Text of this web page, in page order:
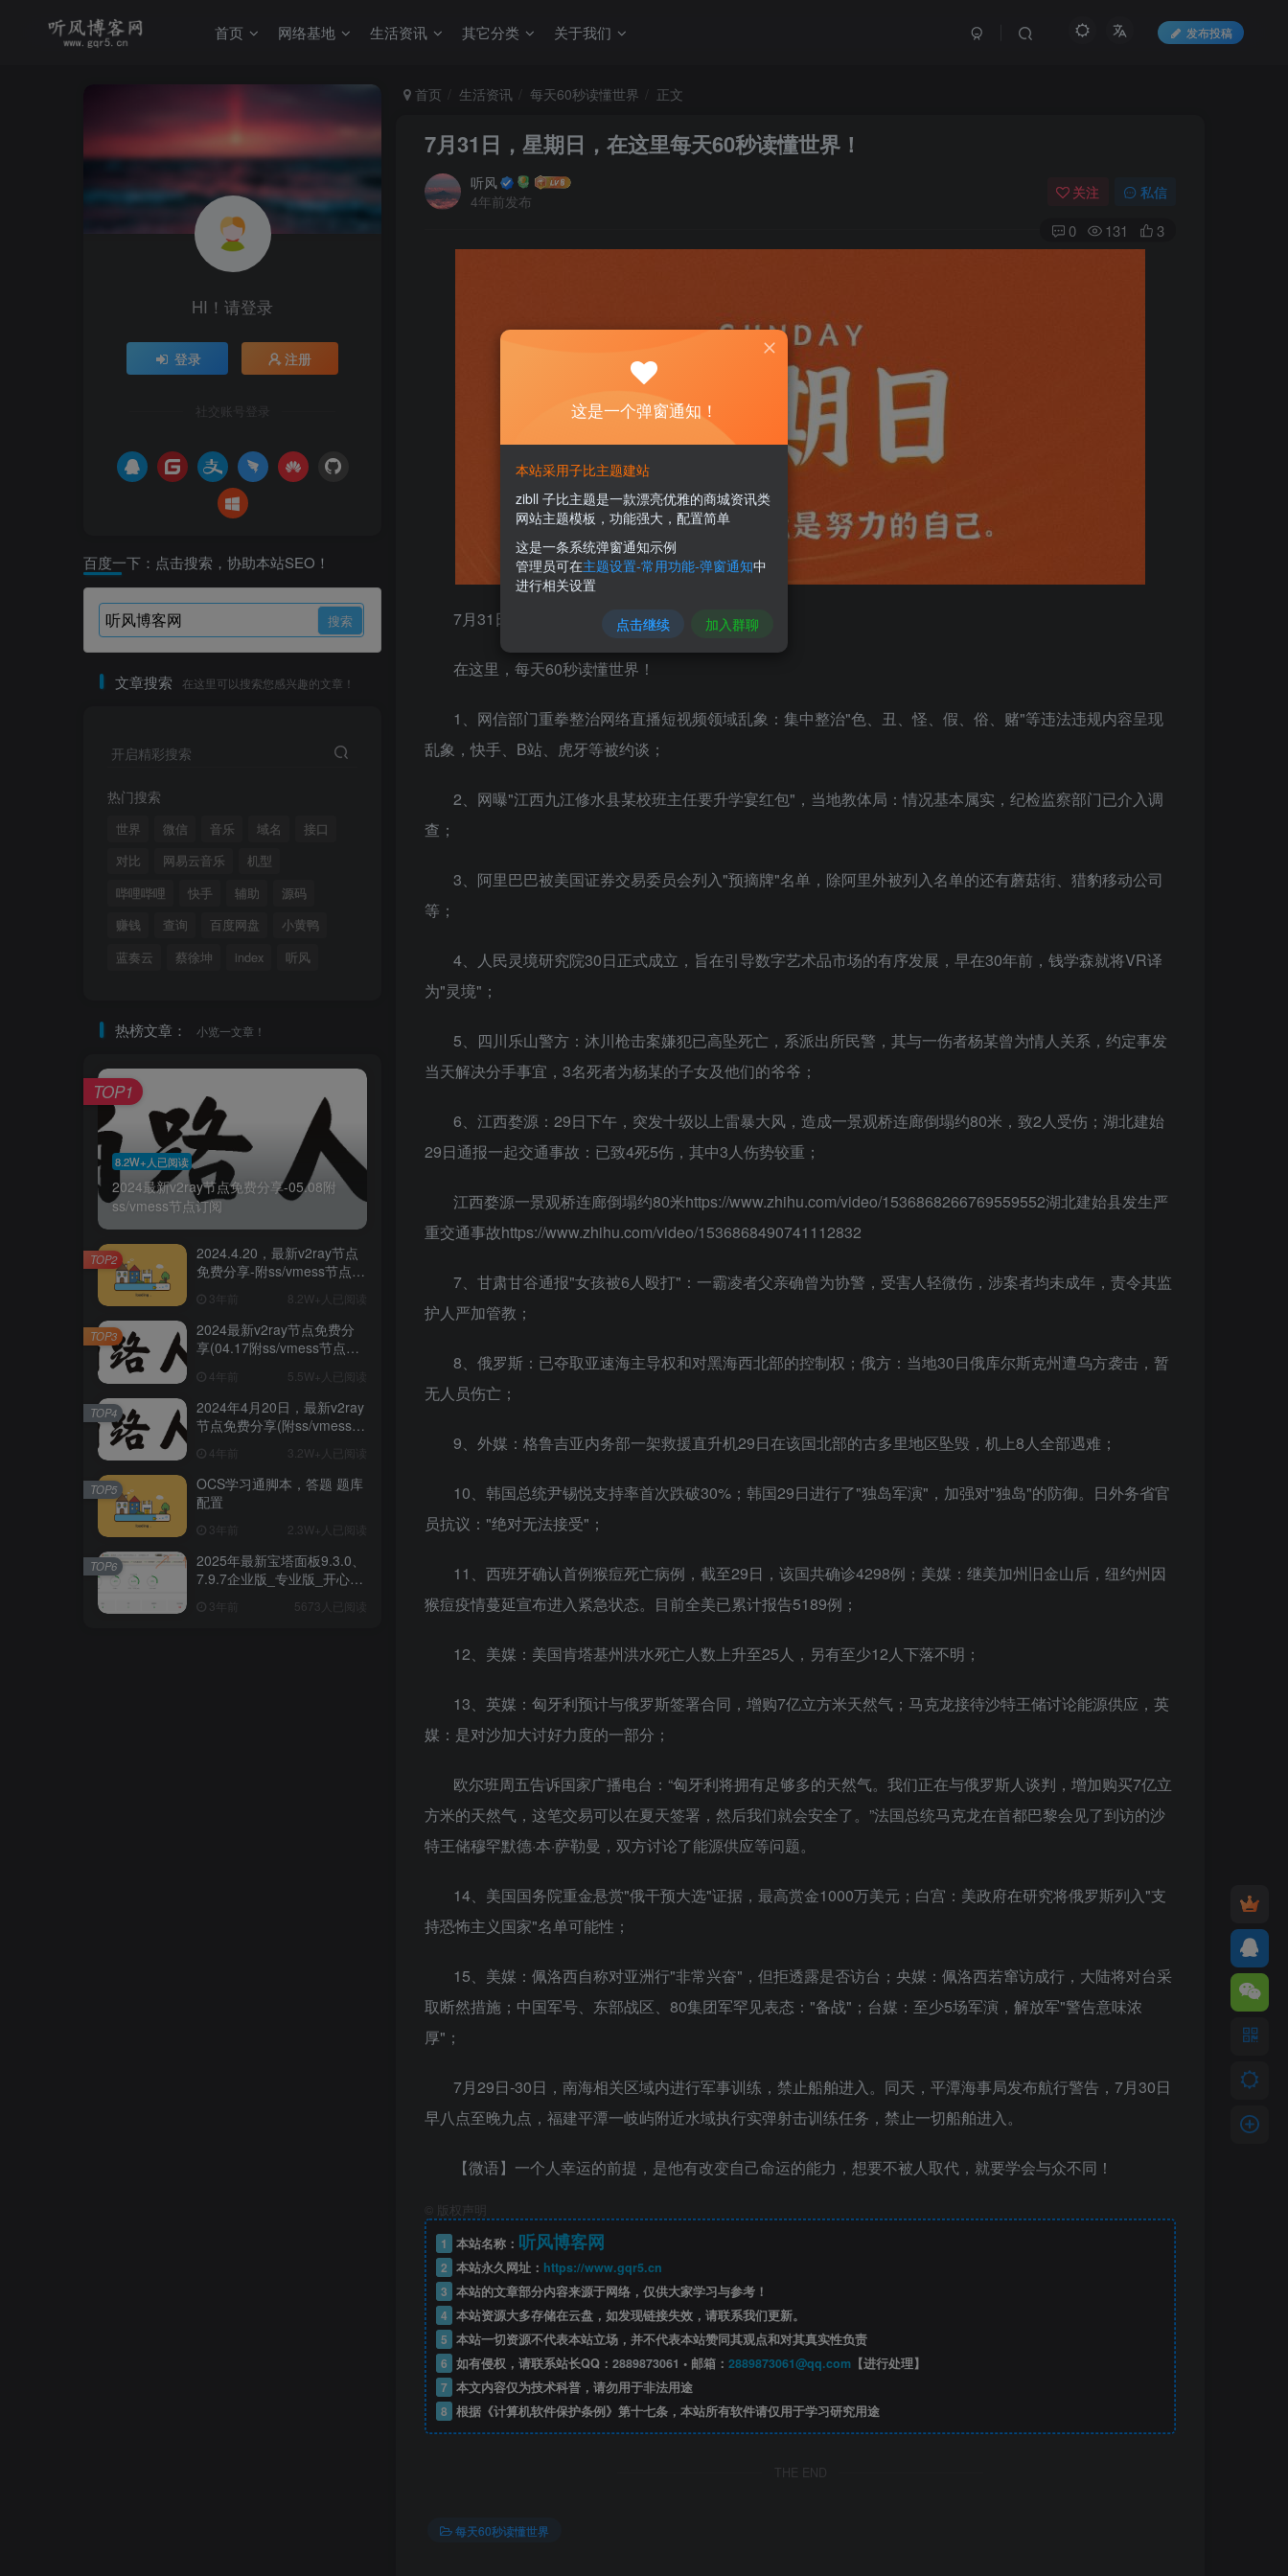
首页 网络基地 生活资讯 其它分类 关于我们 发布投稿
首页 生活资讯 每天60秒读懂世界 正文
7月31日，星期日，在这里每天60秒读懂世界！
听风
4年前发布
关注 私信
0 131 3
7月31日，农历七月初三，星期日！
在这里，每天60秒读懂世界！
1、网信部门重拳整治网络直播短视频领域乱象：集中整治"色、丑、怪、假、俗、赌"等违法违规内容呈现
乱象，快手、B站、虎牙等被约谈；
2、网曝"江西九江修水县某校班主任要升学宴红包"，当地教体局：情况基本属实，纪检监察部门已介入调
查；
3、阿里巴巴被美国证券交易委员会列入"预摘牌"名单，除阿里外被列入名单的还有蘑菇街、猎豹移动公司
等；
4、人民灵境研究院30日正式成立，旨在引导数字艺术品市场的有序发展，早在30年前，钱学森就将VR译
为"灵境"；
5、四川乐山警方：沐川枪击案嫌犯已高坠死亡，系派出所民警，其与一伤者杨某曾为情人关系，约定事发
当天解决分手事宜，3名死者为杨某的子女及他们的爷爷；
6、江西婺源：29日下午，突发十级以上雷暴大风，造成一景观桥连廊倒塌约80米，致2人受伤；湖北建始
29日通报一起交通事故：已致4死5伤，其中3人伤势较重；
江西婺源一景观桥连廊倒塌约80米https://www.zhihu.com/video/1536868266769559552湖北建始县发生严
重交通事故https://www.zhihu.com/video/1536868490741112832
7、甘肃甘谷通报"女孩被6人殴打"：一霸凌者父亲确曾为协警，受害人轻微伤，涉案者均未成年，责令其监
护人严加管教；
8、俄罗斯：已夺取亚速海主导权和对黑海西北部的控制权；俄方：当地30日俄库尔斯克州遭乌方袭击，暂
无人员伤亡；
9、外媒：格鲁吉亚内务部一架救援直升机29日在该国北部的古多里地区坠毁，机上8人全部遇难；
10、韩国总统尹锡悦支持率首次跌破30%；韩国29日进行了"独岛军演"，加强对"独岛"的防御。日外务省官
员抗议："绝对无法接受"；
11、西班牙确认首例猴痘死亡病例，截至29日，该国共确诊4298例；美媒：继美加州旧金山后，纽约州因
猴痘疫情蔓延宣布进入紧急状态。目前全美已累计报告5189例；
12、美媒：美国肯塔基州洪水死亡人数上升至25人，另有至少12人下落不明；
13、英媒：匈牙利预计与俄罗斯签署合同，增购7亿立方米天然气；马克龙接待沙特王储讨论能源供应，英
媒：是对沙加大讨好力度的一部分；
欧尔班周五告诉国家广播电台：“匈牙利将拥有足够多的天然气。我们正在与俄罗斯人谈判，增加购买7亿立
方米的天然气，这笔交易可以在夏天签署，然后我们就会安全了。”法国总统马克龙在首都巴黎会见了到访的沙
特王储穆罕默德·本·萨勒曼，双方讨论了能源供应等问题。
14、美国国务院重金悬赏"俄干预大选"证据，最高赏金1000万美元；白宫：美政府在研究将俄罗斯列入"支
持恐怖主义国家"名单可能性；
15、美媒：佩洛西自称对亚洲行"非常兴奋"，但拒透露是否访台；央媒：佩洛西若窜访成行，大陆将对台采
取断然措施；中国军号、东部战区、80集团军罕见表态："备战"；台媒：至少5场军演，解放军"警告意味浓
厚"；
7月29日-30日，南海相关区域内进行军事训练，禁止船舶进入。同天，平潭海事局发布航行警告，7月30日
早八点至晚九点，福建平潭一岐屿附近水域执行实弹射击训练任务，禁止一切船舶进入。
【微语】一个人幸运的前提，是他有改变自己命运的能力，想要不被人取代，就要学会与众不同！
版权声明
1
本站名称： 听风博客网
2 本站永久网址： https://www.gqr5.cn
3 本站的文章部分内容来源于网络，仅供大家学习与参考！
4 本站资源大多存储在云盘，如发现链接失效，请联系我们更新。
5 本站一切资源不代表本站立场，并不代表本站赞同其观点和对其真实性负责
6 如有侵权，请联系站长QQ： 2889873061 • 邮箱： 2889873061@qq.com【进行处理】
7 本文内容仅为技术科普，请勿用于非法用途
8 根据《计算机软件保护条例》第十七条，本站所有软件请仅用于学习研究用途
THE END
每天60秒读懂世界
HI！请登录
登录 注册
社交账号登录
百度一下：点击搜索，协助本站SEO！
文章搜索 在这里可以搜索您感兴趣的文章！
开启精彩搜索
热门搜索
世界 微信 音乐 域名
接口
对比
网易云音乐
机型
哔哩哔哩
快手 辅助
源码
赚钱
查询 百度网盘
小黄鸭
蓝奏云
蔡徐坤 index 听风
热榜文章： 小览一文章！
8.2W+人已阅读
2024最新v2ray节点免费分享-05.08附
ss/vmess节点订阅
TOP1
2024.4.20，最新v2ray节点
免费分享-附ss/vmess节点订
3年前 8.2W+人已阅读
TOP2
2024最新v2ray节点免费分
享(04.17附ss/vmess节点订
4年前 5.5W+人已阅读
TOP3
2024年4月20日，最新v2ray
节点免费分享(附ss/vmess节
4年前 3.2W+人已阅读
TOP4
OCS学习通脚本，答题 题库
配置
3年前 2.3W+人已阅读
TOP5
2025年最新宝塔面板9.3.0、
7.9.7企业版_专业版_开心破
3年前 5673人已阅读
TOP6
这是一个弹窗通知！
本站采用子比主题建站
zibll 子比主题是一款漂亮优雅的商城资讯类
网站主题模板，功能强大，配置简单
这是一条系统弹窗通知示例
管理员可在主题设置-常用功能-弹窗通知中
进行相关设置
点击继续 加入群聊